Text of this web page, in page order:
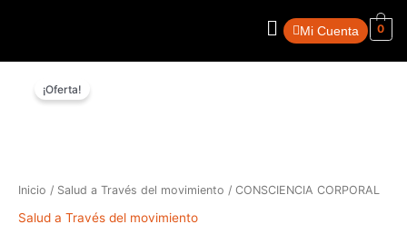
MenúMi Cuenta 0
¡Oferta!
Inicio / Salud a Través del movimiento / CONSCIENCIA CORPORAL
Salud a Través del movimiento
CORPORAL